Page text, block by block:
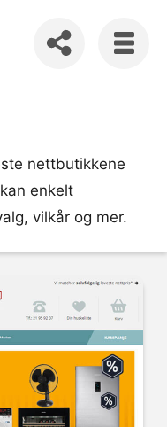
nettbutikkene
enkelt
vilkår og mer.